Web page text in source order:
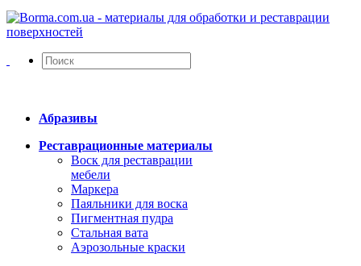
Абразивы
Реставрационные материалы
Воск для реставрации
мебели
Маркера
Паяльники для воска
Пигментная пудра
Стальная вата
Аэрозольные краски